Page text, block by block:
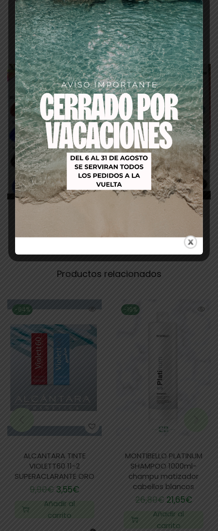
Descripción
Productos relacionados
-64%
ALCANTARA TINTE
VIOLETT60 11-2
SUPERACLARANTE ORO
9,90€ 3,55€
Añadir al
carrito
-19%
MONTIBELLO PLATINUM
SHAMPOO 1000ml-
champu matizador
cabellos blancos
26,80€ 21,65€
Añadir al
carrito